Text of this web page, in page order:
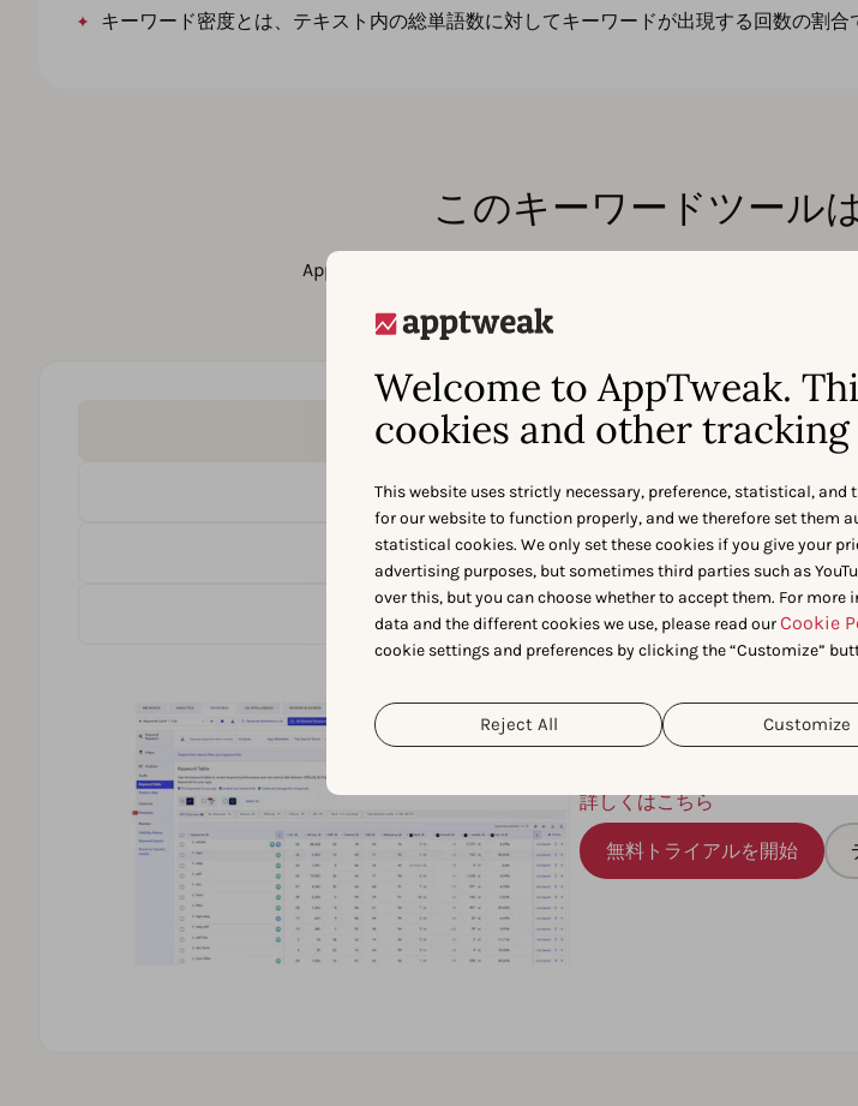
Welcome to AppTweak.
cookies and other
This website uses strictly necessary, preference, statistical,
for our website to function properly, and we therefore set them
statistical cookies. We only set these cookies if you give your
advertising purposes, but sometimes third parties such as
over this, but you can choose whether to accept them. For
data and the different cookies we use, please read ourCookie
cookie settings and preferences by clicking the “Customize”
Reject All Customize
キーワード密度とは、テキスト内の総単語数に対してキーワードが出現する回数の割合
このキーワードツール
AppTweakはキーワードツール以上の機能を提供します。アプ
ASOツール
広告インテリジ
AppTweakの
Market
ASOツール
高度なASO、キーワードリサ
詳しくはこちら
無料トライアルを開始